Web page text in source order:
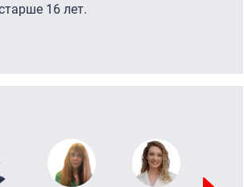
16 лет.